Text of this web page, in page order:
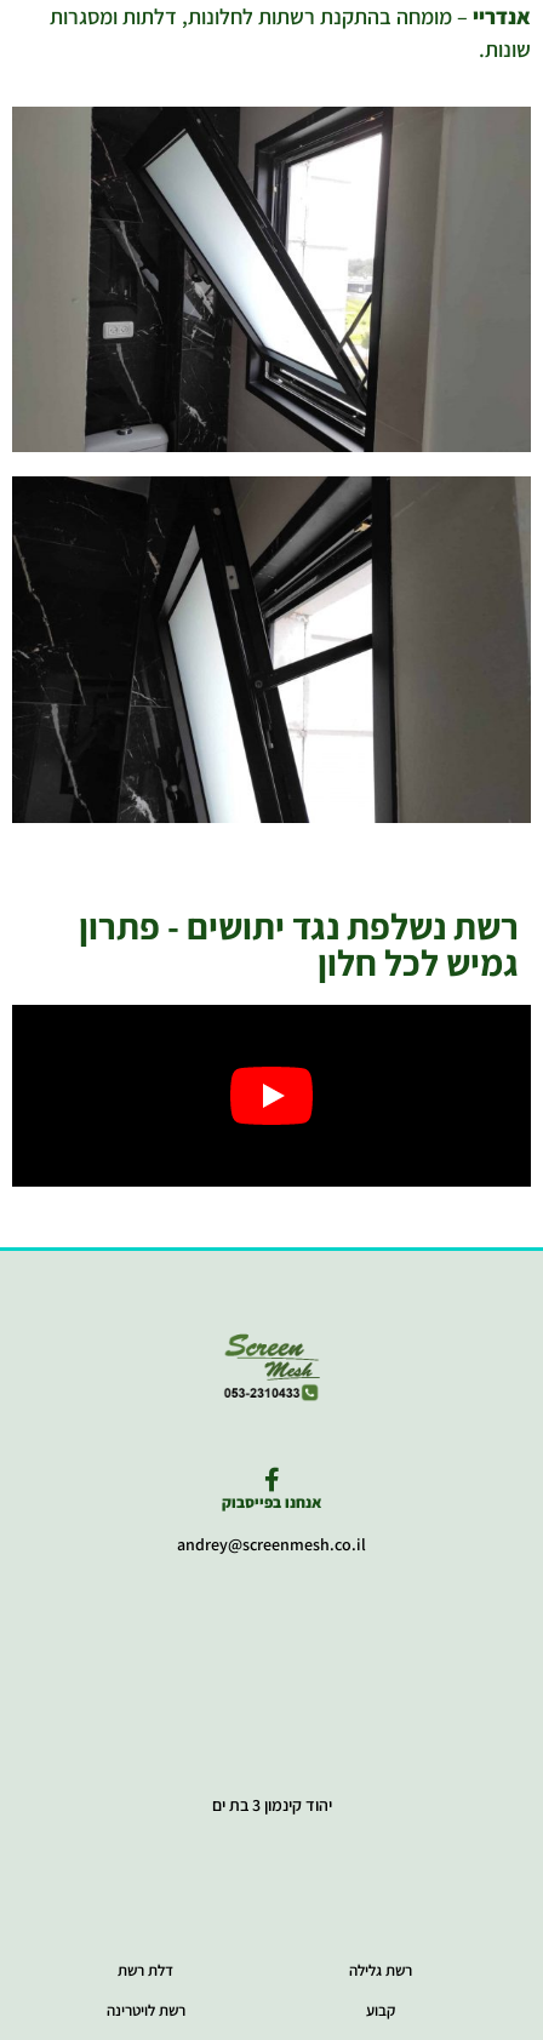
אנדריי – מומחה בהתקנת רשתות לחלונות, דלתות ומסגרות
שונות.
רשת נשלפת נגד יתושים - פתרון
גמיש לכל חלון
אנחנו בפייסבוק
andrey@screenmesh.co.il
יהוד קינמון 3 בת ים
רשת גלילה
קבוע
דלת רשת
רשת לויטרינה